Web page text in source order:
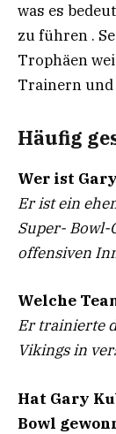
was es
zu führen .
Trophäen
Trainern und
Häufig
Wer ist
Er ist ein
Super-
offensiven
Welche
Er trainierte
Vikings in
Hat Gary
Bowl